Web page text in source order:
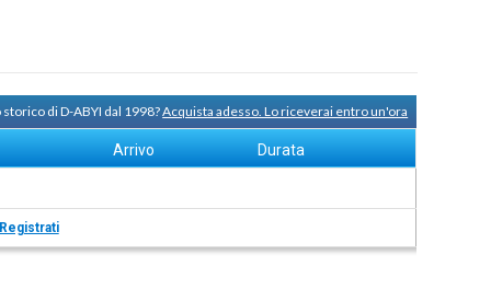
di D-ABYI dal 1998?Acquista adesso. Lo riceverai entro un'ora
Arrivo Durata